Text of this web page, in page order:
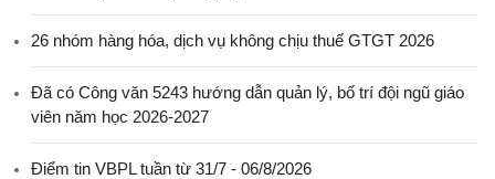
26 nhóm hàng hóa, dịch vụ không chịu thuế GTGT 2026
Đã có Công văn 5243 hướng dẫn quản lý, bố trí đội ngũ giáo
viên năm học 2026-2027
Điểm tin VBPL tuần từ 31/7 - 06/8/2026